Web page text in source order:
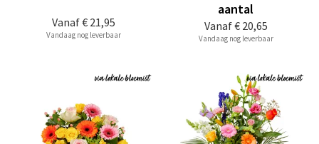
Vanaf€ 21,95
Vandaag nog leverbaar
Vanaf€ 20,65
aantal
Vandaag nog leverbaar